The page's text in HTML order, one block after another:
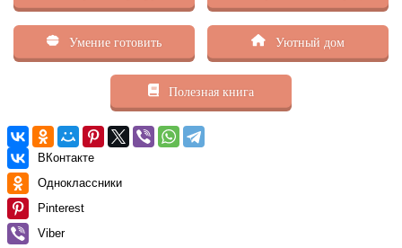
Умение готовить Уютный дом
Полезная книга
ВКонтакте
Одноклассники
Pinterest
Viber